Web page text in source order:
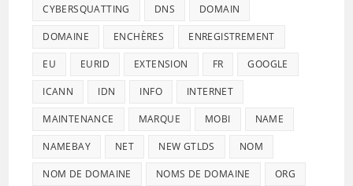
CYBERSQUATTING DNS DOMAIN
DOMAINE ENCHÈRES ENREGISTREMENT
EU EURID EXTENSION FR GOOGLE
ICANN IDN INFO INTERNET
MAINTENANCE MARQUE MOBI NAME
NAMEBAY NET NEW GTLDS NOM
NOM DE DOMAINE NOMS DE DOMAINE ORG